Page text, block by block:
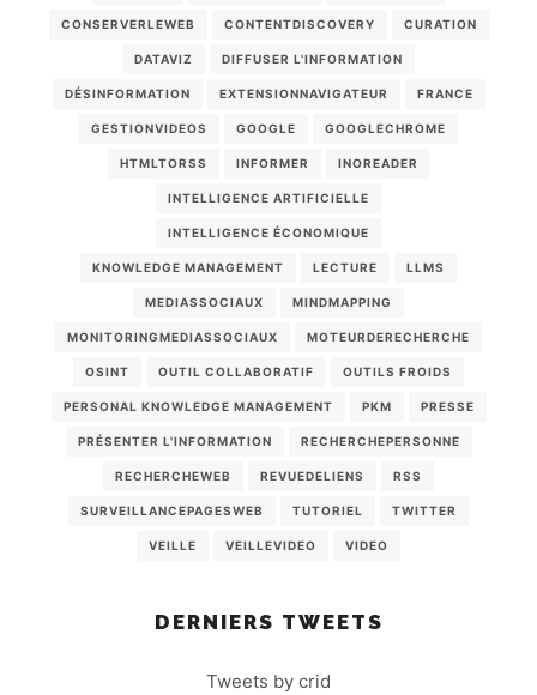
CONSERVERLEWEB CONTENTDISCOVERY CURATION
DATAVIZ DIFFUSER L'INFORMATION
DÉSINFORMATION EXTENSIONNAVIGATEUR FRANCE
GESTIONVIDEOS GOOGLE GOOGLECHROME
HTMLTORSS INFORMER INOREADER
INTELLIGENCE ARTIFICIELLE
INTELLIGENCE ÉCONOMIQUE
KNOWLEDGE MANAGEMENT LECTURE LLMS
MEDIASSOCIAUX MINDMAPPING
MONITORINGMEDIASSOCIAUX MOTEURDERECHERCHE
OSINT OUTIL COLLABORATIF OUTILS FROIDS
PERSONAL KNOWLEDGE MANAGEMENT PKM PRESSE
PRÉSENTER L'INFORMATION RECHERCHEPERSONNE
RECHERCHEWEB REVUEDELIENS RSS
SURVEILLANCEPAGESWEB TUTORIEL TWITTER
VEILLE VEILLEVIDEO VIDEO
DERNIERS TWEETS
Tweets by crid